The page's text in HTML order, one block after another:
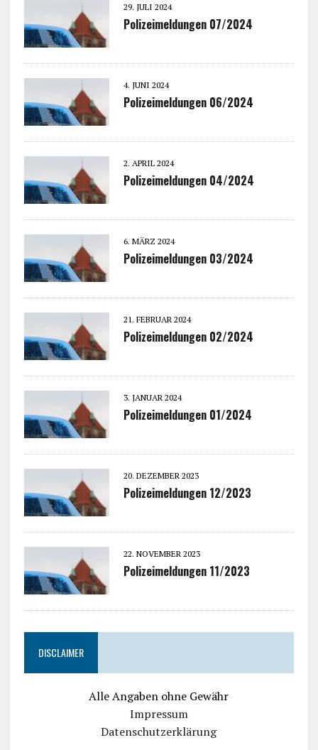
29. JULI 2024
Polizeimeldungen 07/2024
4. JUNI 2024
Polizeimeldungen 06/2024
2. APRIL 2024
Polizeimeldungen 04/2024
6. MÄRZ 2024
Polizeimeldungen 03/2024
21. FEBRUAR 2024
Polizeimeldungen 02/2024
3. JANUAR 2024
Polizeimeldungen 01/2024
20. DEZEMBER 2023
Polizeimeldungen 12/2023
22. NOVEMBER 2023
Polizeimeldungen 11/2023
DISCLAIMER
Alle Angaben ohne Gewähr
Impressum
Datenschutzerklärung